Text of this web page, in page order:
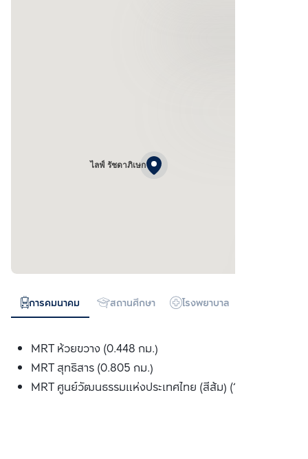
ไลฟ์ รัชดาภิเษก
การคมนาคม สถานศึกษา โรงพยาบาล
MRT ห้วยขวาง (0.448 กม.)
MRT สุทธิสาร (0.805 กม.)
MRT ศูนย์วัฒนธรรมแห่งประเทศไทย (สีส้ม) (1.717 กม.)